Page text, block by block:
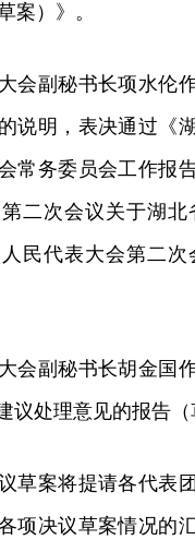
案）》。
会副秘书长项水伦
说明，表决通过《
常务委员会工作报
二次会议关于湖
人民代表大会第二
会副秘书长胡金国
议处理意见的报告
草案将提请各代表
项决议草案情况的